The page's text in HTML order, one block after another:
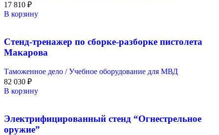
17 810 ₽
В корзину
Стенд-тренажер по сборке-разборке пистолета
Макарова
Таможенное дело / Учебное оборудование для МВД
82 030 ₽
В корзину
Электрифицированный стенд “Огнестрельное
оружие”